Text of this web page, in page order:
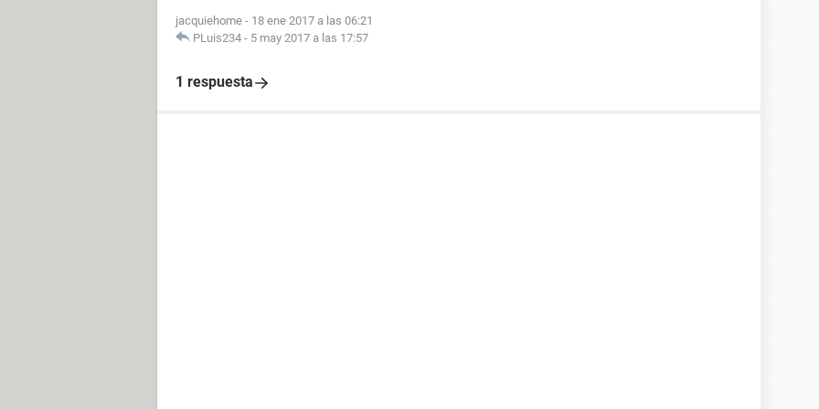
jacquiehome - 18 ene 2017 a las 06:21
PLuis234 - 5 may 2017 a las 17:57
1 respuesta